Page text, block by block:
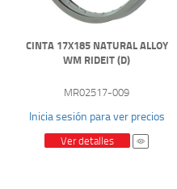
CINTA 17X185 NATURAL ALLOY
WM RIDEIT (D)
MR02517-009
Inicia sesión para ver precios
Ver detalles